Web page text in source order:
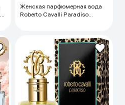
Женская парфюмерная вода
Roberto Cavalli Paradiso